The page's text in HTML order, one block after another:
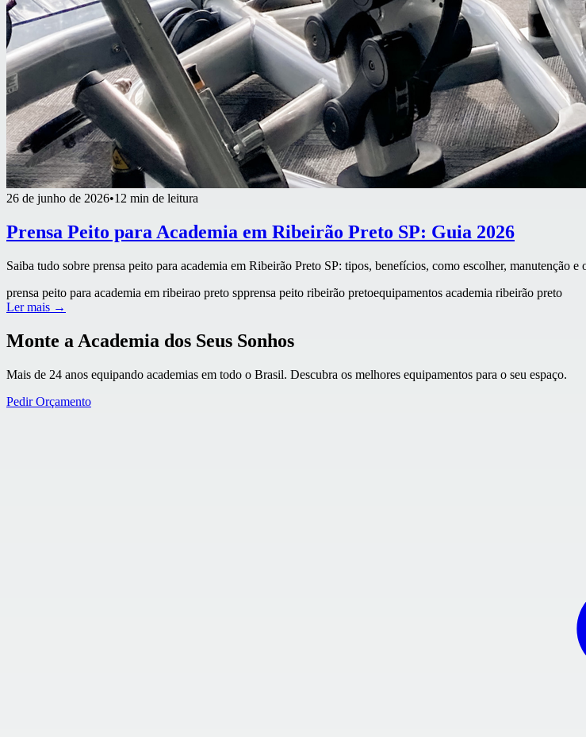
26 de junho de 2026•12 min de leitura
Prensa Peito para Academia em Ribeirão Preto SP: Guia 2026
Saiba tudo sobre prensa peito para academia em Ribeirão Preto SP: tipos, benefícios, como escolher, manutenção
prensa peito para academia em ribeirao preto spprensa peito ribeirão pretoequipamentos academia ribeirão preto
Ler mais →
Monte a Academia dos Seus Sonhos
Mais de 24 anos equipando academias em todo o Brasil. Descubra os melhores equipamentos para o seu espaço.
Pedir Orçamento